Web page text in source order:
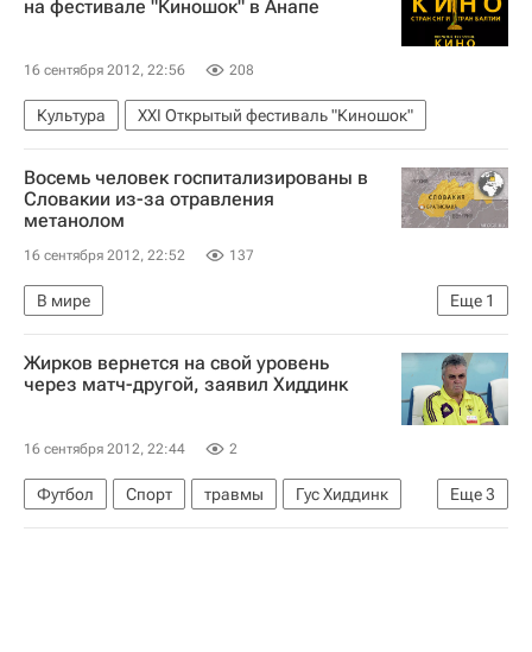
на фестивале "Киношок" в Анапе
16 сентября 2012, 22:56 208
Культура XXI Открытый фестиваль "Киношок"
Восемь человек госпитализированы в
Словакии из-за отравления
метанолом
16 сентября 2012, 22:52 137
Еще 1
В мире
Запрет на продажу крепкого алкоголя в Чехии
Жирков вернется на свой уровень
через матч-другой, заявил Хиддинк
16 сентября 2012, 22:44 2
Еще3
Футбол Спорт травмы
Гус Хиддинк
РПЛ 2026-2027 (Чемпионат России по футболу)